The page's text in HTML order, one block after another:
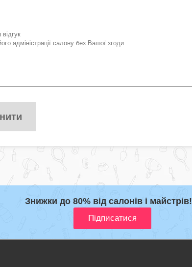
адміністрації салону без Вашої згоди.
Знижки до 80% від салонів і майстрів!